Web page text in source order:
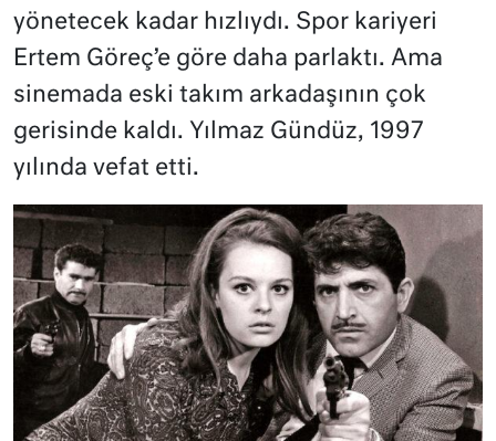
yönetecek kadar hızlıydı. Spor kariyeri
Ertem Göreç’e göre daha parlaktı. Ama
sinemada eski takım arkadaşının çok
gerisinde kaldı. Yılmaz Gündüz, 1997
yılında vefat etti.